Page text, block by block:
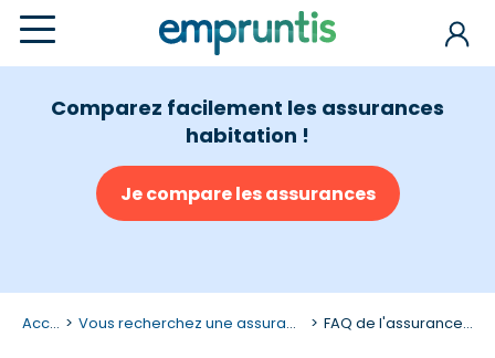
Comparez facilement les assurances
habitation !
Je compare les assurances
Accueil Vous recherchez une assurance habitation ? FAQ de l'assurance habitation